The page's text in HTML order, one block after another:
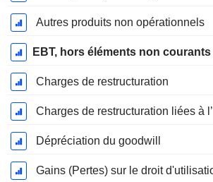
Autres produits non opérationnels
EBT, hors éléments non courants
Charges de restructuration
Dépréciation du goodwill
Gains (Pertes) sur le droit